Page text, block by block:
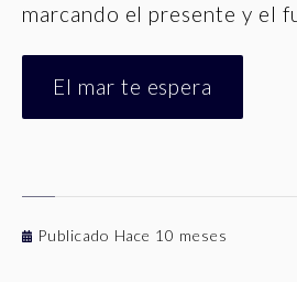
marcando el presente y el
El mar te espera
Publicado Hace 10 meses